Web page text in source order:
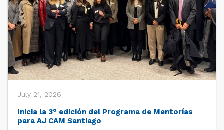
July 21, 2026
Inicia la 3° edición del Programa de Mentorías
para AJ CAM Santiago